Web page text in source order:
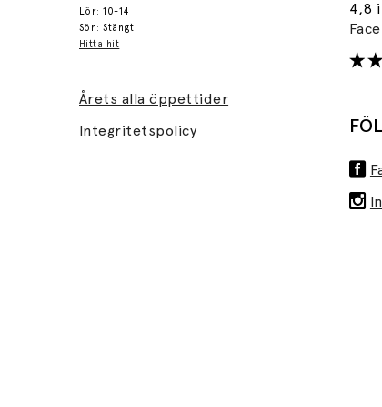
Lör: 10-14
Sön: Stängt
Hitta hit
Årets alla öppettider
Integritetspolicy
4,8